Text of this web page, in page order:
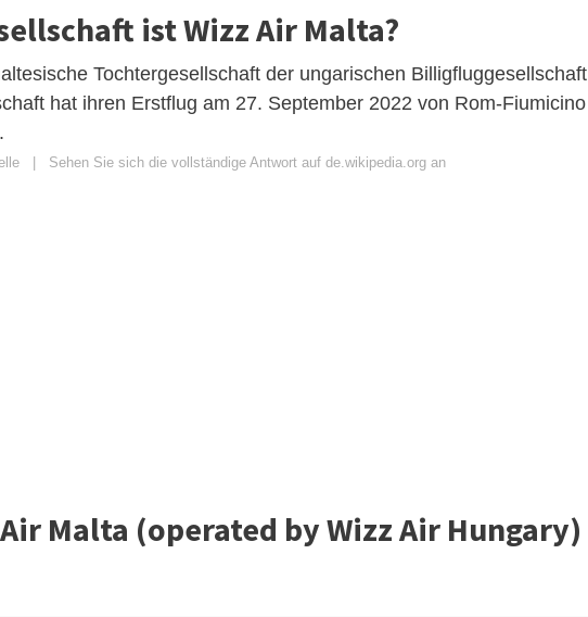
ist Wizz Air Malta?
Tochtergesellschaft der ungarischen Billigfluggesellschaft
hat ihren Erstflug am 27. September 2022 von Rom-Fiumicino
Sehen Sie sich die vollständige Antwort auf de.wikipedia.org an
Malta (operated by Wizz Air Hungary)